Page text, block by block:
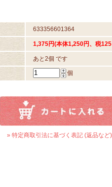
633356601364
1,375円(本体1,250円、税
あと2個 です
個
» 特定商取引法に基づく表記 (返品など)